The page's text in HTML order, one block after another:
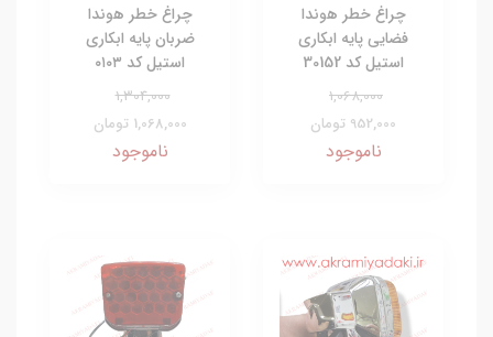
چراغ خطر هوندا
فضایی پایه ابکاری
استیل کد 30152
1,068,000
952,000 تومان
ناموجود
چراغ خطر هوندا
ضربان پایه ابکاری
استیل کد ۰۱۰۳
1,304,000
1,068,000 تومان
ناموجود